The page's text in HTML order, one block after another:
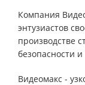
Компания
энтузиастов
производстве
безопасности
Видеомакс -